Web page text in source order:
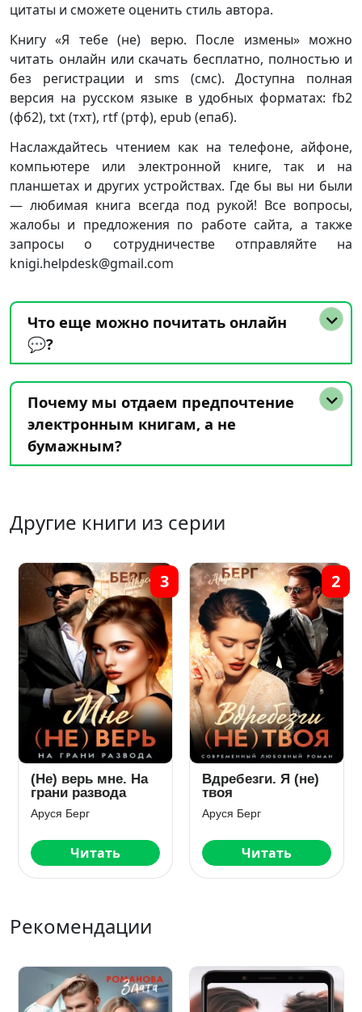
цитаты и сможете оценить стиль автора.
Книгу «Я тебе (не) верю. После измены» можно
читать онлайн или скачать бесплатно, полностью и
без регистрации и sms (смс). Доступна полная
версия на русском языке в удобных форматах: fb2
(фб2), txt (тхт), rtf (ртф), epub (епаб).
Наслаждайтесь чтением как на телефоне, айфоне,
компьютере или электронной книге, так и на
планшетах и других устройствах. Где бы вы ни были
— любимая книга всегда под рукой! Все вопросы,
жалобы и предложения по работе сайта, а также
запросы о сотрудничестве отправляйте на
knigi.helpdesk@gmail.com
Что еще можно почитать онлайн
💬?
Почему мы отдаем предпочтение
электронным книгам, а не
бумажным?
Другие книги из серии
(Не) верь мне. На
грани развода
Аруся Берг
Читать
3
Вдребезги. Я (не)
твоя
Аруся Берг
Читать
2
Рекомендации